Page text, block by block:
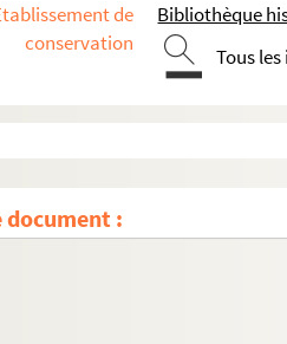
de
conservation
Bibliothèque
Tous
document :